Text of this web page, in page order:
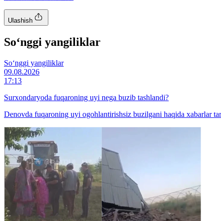
Ulashish
So‘nggi yangiliklar
So‘nggi yangiliklar
09.08.2026
17:13
Surxondaryoda fuqaroning uyi nega buzib tashlandi?
Denovda fuqaroning uyi ogohlantirishsiz buzilgani haqida xabarlar